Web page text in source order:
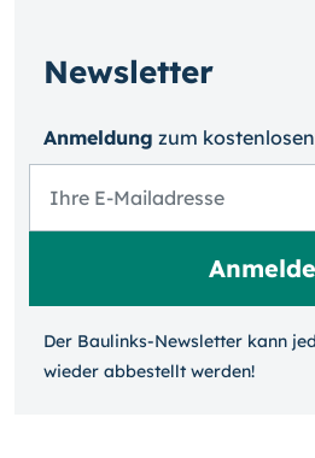
Newsletter
Anmeldung zum kosten­losen
Der Baulinks-Newsletter kann
wieder ab­bestellt werden!